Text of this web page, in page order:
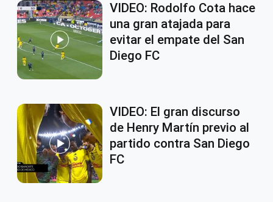
VIDEO: Rodolfo Cota hace
una gran atajada para
evitar el empate del San
Diego FC
VIDEO: El gran discurso
de Henry Martín previo al
partido contra San Diego
FC